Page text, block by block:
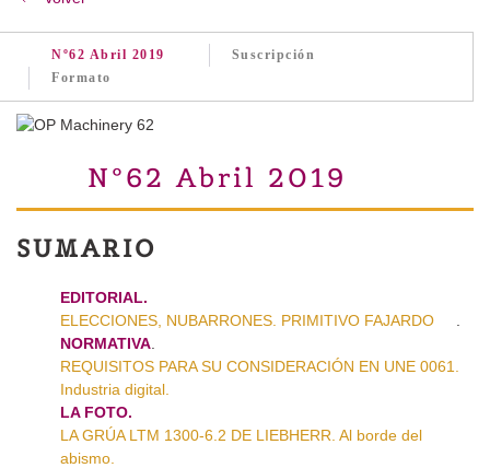
Nº62 Abril 2019
Suscripción
Formato
Nº62 Abril 2019
SUMARIO
EDITORIAL.
ELECCIONES, NUBARRONES. PRIMITIVO FAJARDO
NORMATIVA
REQUISITOS PARA SU CONSIDERACIÓN EN UNE 0061.
Industria digital.
LA FOTO.
LA GRÚA LTM 1300-6.2 DE LIEBHERR. Al borde del
abismo.